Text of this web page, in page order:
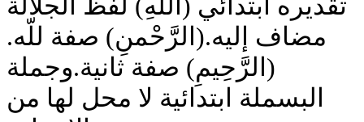
مضاف إليه.(الرَّحْمنِ) صفة للّه.
(الرَّحِيمِ) صفة ثانية.وجملة
البسملة ابتدائية لا محل لها من